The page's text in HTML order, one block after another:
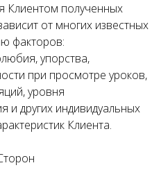
Клиентом полученных
от многих известных
факторов:
упорства,
при просмотре уроков,
уровня
и других индивидуальных
Клиента.